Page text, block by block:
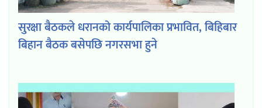
सुरक्षा बैठकले धरानको कार्यपालिका प्रभावित, बिहिबार
बिहान बैठक बसेपछि नगरसभा हुने